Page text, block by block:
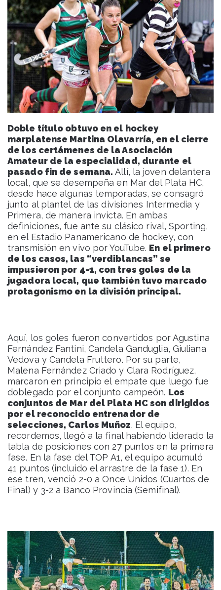
Doble título obtuvo en el hockey
marplatense Martina Olavarría, en el cierre
de los certámenes de la Asociación
Amateur de la especialidad, durante el
pasado fin de semana. Allí, la joven delantera
local, que se desempeña en Mar del Plata HC,
desde hace algunas temporadas, se consagró
junto al plantel de las divisiones Intermedia y
Primera, de manera invicta. En ambas
definiciones, fue ante su clásico rival, Sporting,
en el Estadio Panamericano de hockey, con
transmisión en vivo por YouTube. En el primero
de los casos, las “verdiblancas” se
impusieron por 4-1, con tres goles de la
jugadora local, que también tuvo marcado
protagonismo en la división principal.
Aquí, los goles fueron convertidos por Agustina
Fernández Fantini, Candela Ganduglia, Giuliana
Vedova y Candela Fruttero. Por su parte,
Malena Fernández Criado y Clara Rodríguez,
marcaron en principio el empate que luego fue
doblegado por el conjunto campeón. Los
conjuntos de Mar del Plata HC son dirigidos
por el reconocido entrenador de
selecciones, Carlos Muñoz. El equipo,
recordemos, llegó a la final habiendo liderado la
tabla de posiciones con 27 puntos en la primera
fase. En la fase del TOP A1, el equipo acumuló
41 puntos (incluido el arrastre de la fase 1). En
ese tren, venció 2-0 a Once Unidos (Cuartos de
Final) y 3-2 a Banco Provincia (Semifinal).